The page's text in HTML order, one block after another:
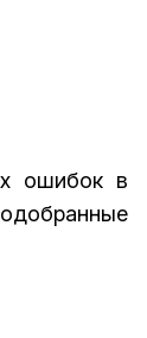
ошибок в